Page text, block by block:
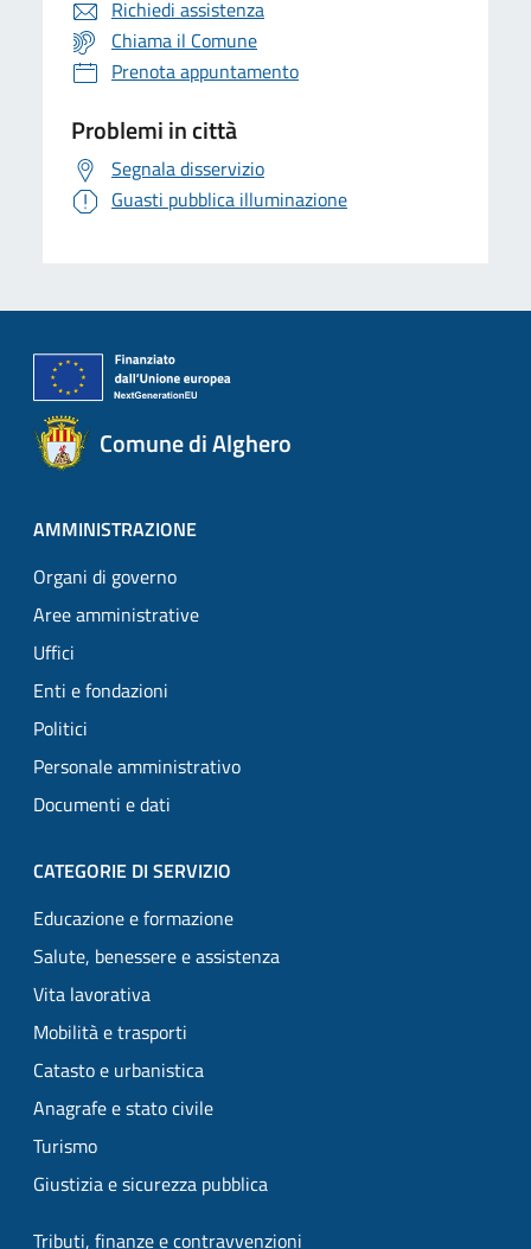
Richiedi assistenza
Chiama il Comune
Prenota appuntamento
Problemi in città
Segnala disservizio
Guasti pubblica illuminazione
Comune di Alghero
AMMINISTRAZIONE
Organi di governo
Aree amministrative
Uffici
Enti e fondazioni
Politici
Personale amministrativo
Documenti e dati
CATEGORIE DI SERVIZIO
Educazione e formazione
Salute, benessere e assistenza
Vita lavorativa
Mobilità e trasporti
Catasto e urbanistica
Anagrafe e stato civile
Turismo
Giustizia e sicurezza pubblica
Tributi, finanze e contravvenzioni